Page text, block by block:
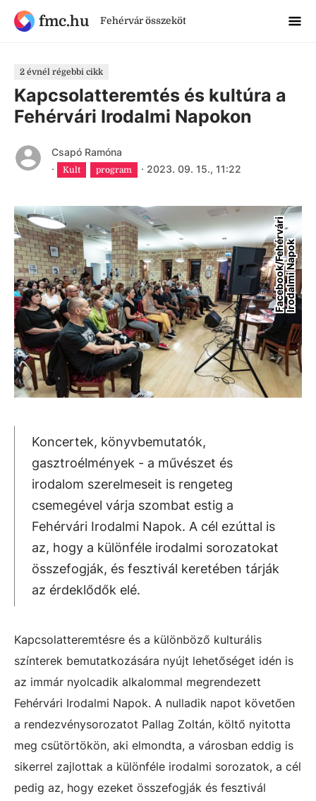
fmc.hu Fehérvár összeköt
2 évnél régebbi cikk
Kapcsolatteremtés és kultúra a
Fehérvári Irodalmi Napokon
Csapó Ramóna
·
Kult program · 2023. 09. 15., 11:22
F
a
c
e
b
o
o
k
/
F
e
hé
r
v
á
r
i
I
r
o
d
a
l
m
i
N
a
p
ok
Koncertek, könyvbemutatók,
gasztroélmények - a művészet és
irodalom szerelmeseit is rengeteg
csemegével várja szombat estig a
Fehérvári Irodalmi Napok. A cél ezúttal is
az, hogy a különféle irodalmi sorozatokat
összefogják, és fesztivál keretében tárják
az érdeklődők elé.
Kapcsolatteremtésre és a különböző kulturális
színterek bemutatkozására nyújt lehetőséget idén is
az immár nyolcadik alkalommal megrendezett
Fehérvári Irodalmi Napok. A nulladik napot követően
a rendezvénysorozatot Pallag Zoltán, költő nyitotta
meg csütörtökön, aki elmondta, a városban eddig is
sikerrel zajlottak a különféle irodalmi sorozatok, a cél
pedig az, hogy ezeket összefogják és fesztivál